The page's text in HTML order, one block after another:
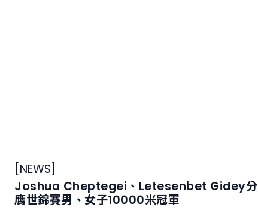
NEWS
Joshua Cheptegei、Letesenbet Gidey分
膺世錦賽男、女子10000米冠軍